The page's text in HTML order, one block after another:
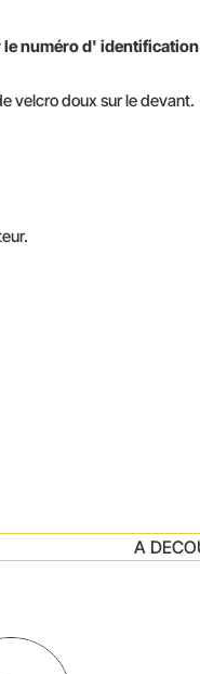
numéro d'
velcro doux sur le devant.
A